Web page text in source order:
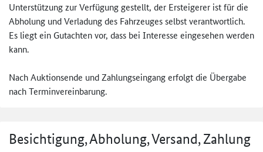
Unterstützung zur Verfügung gestellt, der Ersteigerer ist für die
Abholung und Verladung des Fahrzeuges selbst verantwortlich.
Es liegt ein Gutachten vor, dass bei Interesse eingesehen werden
kann.
Nach Auktionsende und Zahlungseingang erfolgt die Übergabe
nach Terminvereinbarung.
Besichtigung, Abholung, Versand, Zahlung